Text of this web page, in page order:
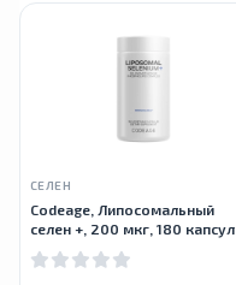
СЕЛЕН
Codeage, Липосомальный
селен +, 200 мкг, 180 капсул